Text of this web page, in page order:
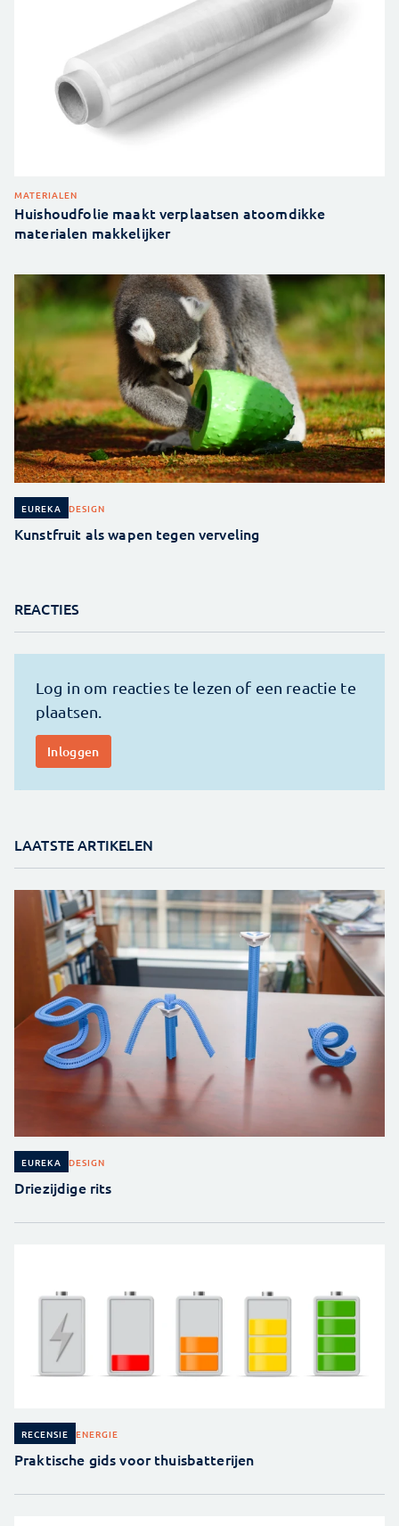
MATERIALEN
Huishoudfolie maakt verplaatsen atoomdikke
materialen makkelijker
EUREKA DESIGN
Kunstfruit als wapen tegen verveling
REACTIES
LAATSTE ARTIKELEN
EUREKA DESIGN
Driezijdige rits
RECENSIE ENERGIE
Praktische gids voor thuisbatterijen